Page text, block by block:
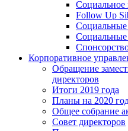
Социальное
Follow Up
Социальные
Корпоративное
Обращение
директоров
Итоги 2019 года
Планы на 2020
Общее собрание
Совет директоров